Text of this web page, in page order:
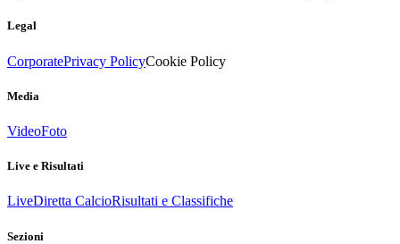
Legal
CorporatePrivacy PolicyCookie Policy
Media
VideoFoto
Live e Risultati
LiveDiretta CalcioRisultati e Classifiche
Sezioni